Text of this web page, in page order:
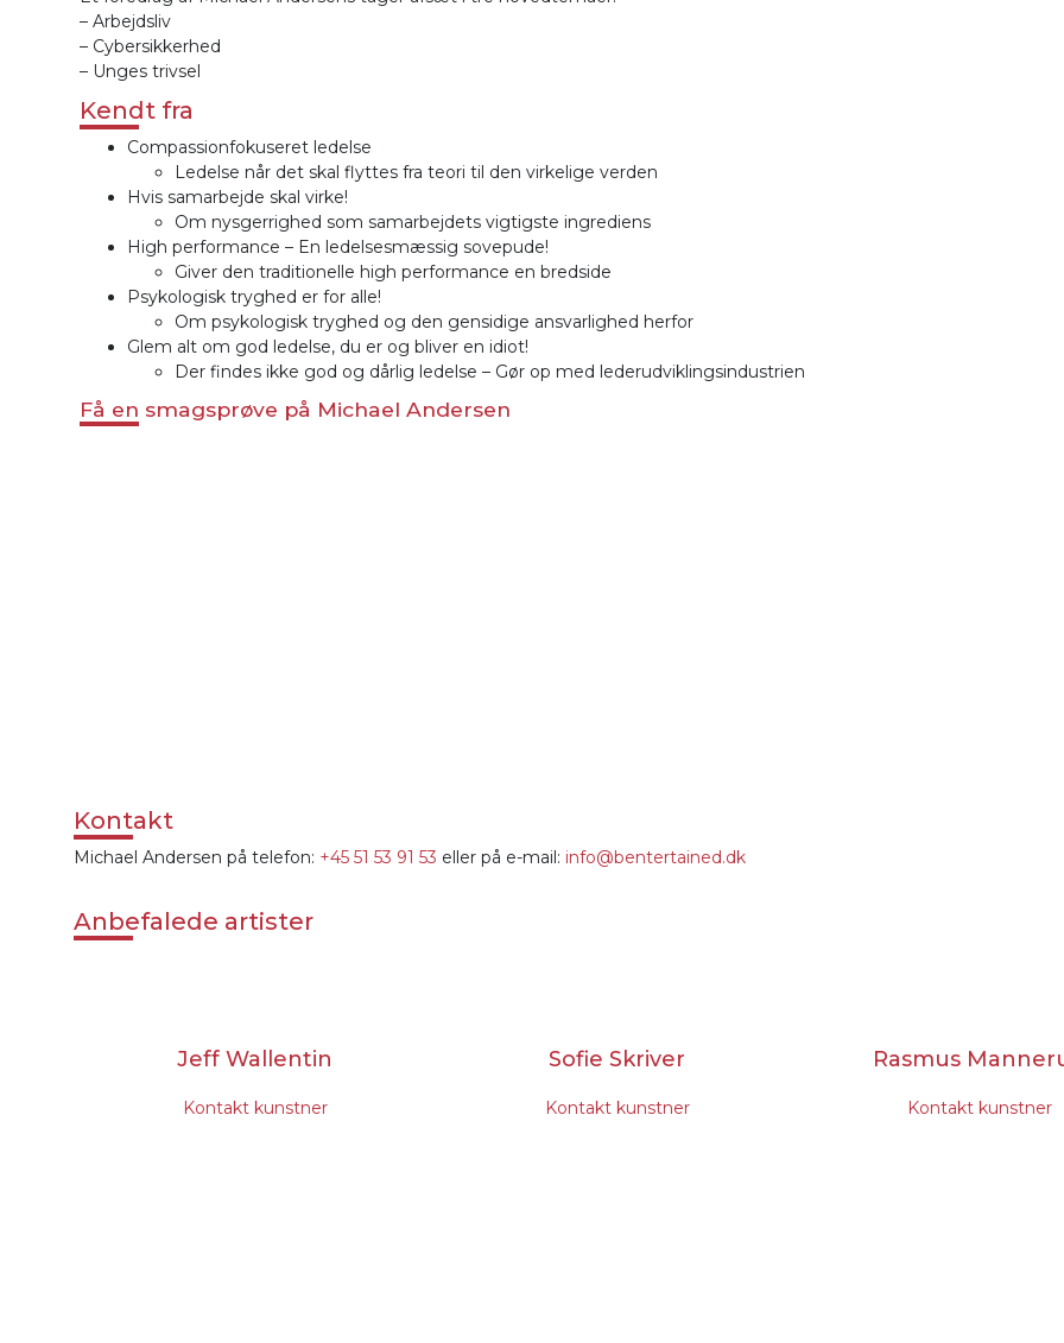
– Arbejdsliv
– Cybersikkerhed
– Unges trivsel
Kendt fra
Compassionfokuseret ledelse
Ledelse når det skal flyttes fra teori til den virkelige verden
Hvis samarbejde skal virke!
Om nysgerrighed som samarbejdets vigtigste ingrediens
High performance – En ledelsesmæssig sovepude!
Giver den traditionelle high performance en bredside
Psykologisk tryghed er for alle!
Om psykologisk tryghed og den gensidige ansvarlighed herfor
Glem alt om god ledelse, du er og bliver en idiot!
Der findes ikke god og dårlig ledelse – Gør op med lederudviklingsindustrien
Få en smagsprøve på Michael Andersen
Kontakt
Michael Andersen på telefon: +45 51 53 91 53 eller på e-mail: info@bentertained.dk
Anbefalede artister
Jakob Svendsen Søren Nybo